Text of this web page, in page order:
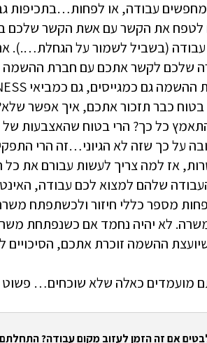
עבודה, או לפחות…בתכיפות
לטפח את הקשר עם אשת הקשר
(בשביל לשמור על הגחלת….).
שלכם לקשר אתכם עם חברת ההשמה
כבר תזכור אתכם, איך אפשר
כל כך? הרי בטוח שהאצבעות של
על כך שזה לא הגיוני…זה הרי
אז למה צריך לעשות עבורם את כל
שלהם למצוא לכם עבודה,
מספר כללי חיזור ולכשתפתח
לא יהיה נחמד אם כשנפתחת
ההשמה זוכרת אתכם, הסיכויים
מועמדים כאלה שלא שוכחים…
אם זה הזמן לעזוב מקום עבודה?